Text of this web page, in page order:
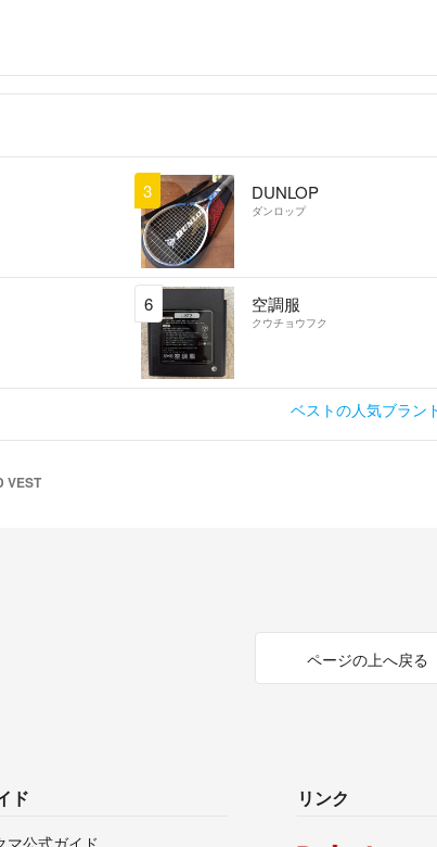
3 DUNLOP
ダンロップ
6 空調服
クウチョウフク
ベストの人気ブラン
VEST
ページの上へ戻る
ド リンク